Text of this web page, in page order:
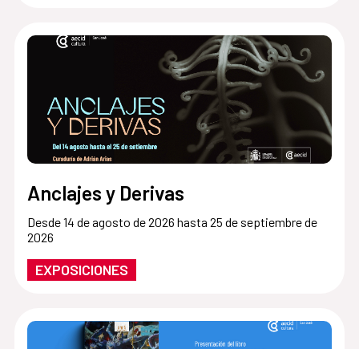
Anclajes y Derivas
Desde 14 de agosto de 2026 hasta 25 de septiembre de
2026
EXPOSICIONES